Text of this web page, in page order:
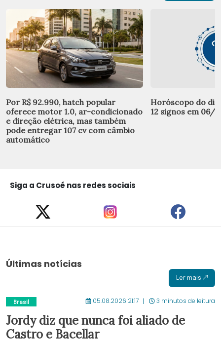
Por R$ 92.990, hatch popular
oferece motor 1.0, ar-condicionado
e direção elétrica, mas também
pode entregar 107 cv com câmbio
automático
Horóscopo do
12 signos em 06/
Siga a Crusoé nas redes sociais
Últimas notícias
Ler mais
Brasil 05.08.2026 21:17 3 minutos de leitura
Jordy diz que nunca foi aliado de
Castro e Bacellar